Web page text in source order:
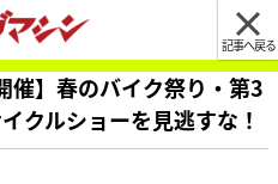
記事へ戻る
】春のバイク祭り・第3
クルショーを見逃すな！